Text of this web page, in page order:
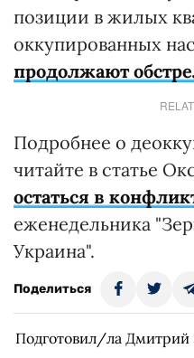
позиции в жилых
оккупированных
продолжают
Подробнее о
читайте в статье
остаться в
еженедельника
Украина".
Поделиться
Подготовил/ла Дмитрий